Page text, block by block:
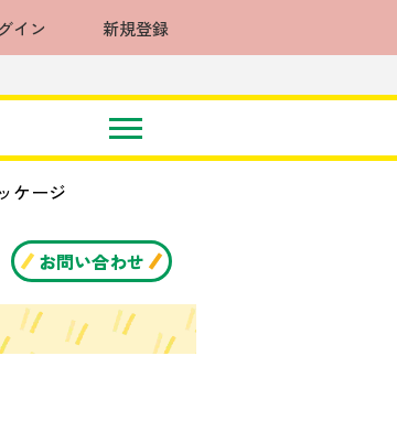
イン 新規登録
ケージ
お問い合わせ